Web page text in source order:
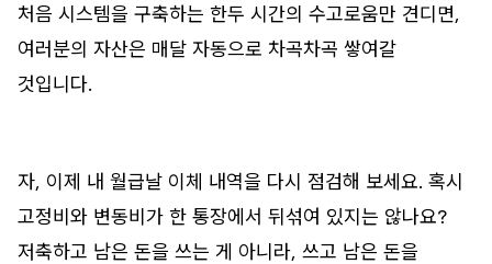
처음 시스템을 구축하는 한두 시간의 수고로움만 견디면,
여러분의 자산은 매달 자동으로 차곡차곡 쌓여갈
것입니다.
자, 이제 내 월급날 이체 내역을 다시 점검해 보세요. 혹시
고정비와 변동비가 한 통장에서 뒤섞여 있지는 않나요?
저축하고 남은 돈을 쓰는 게 아니라, 쓰고 남은 돈을